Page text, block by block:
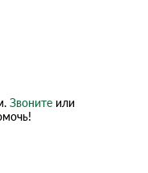
Звоните или